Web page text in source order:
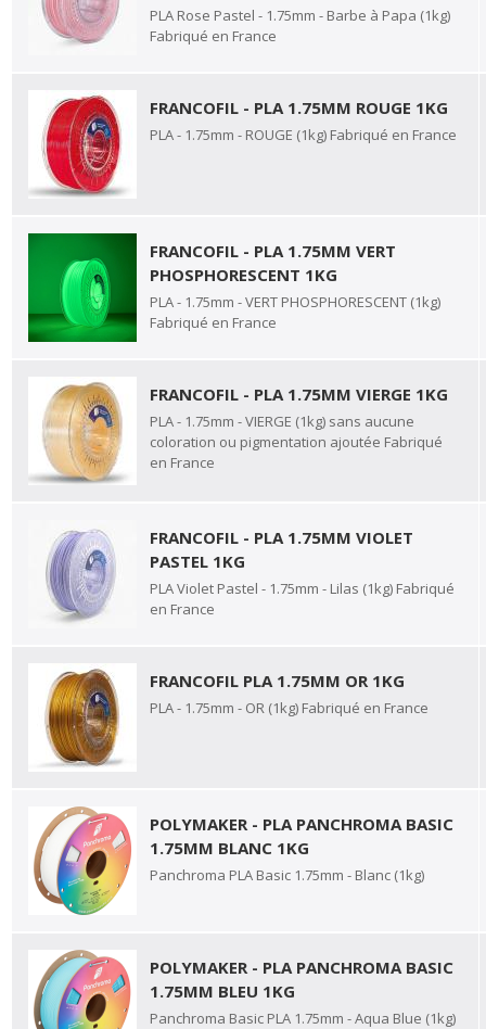
PLA Rose Pastel - 1.75mm - Barbe à Papa (1kg)
Fabriqué en France
FRANCOFIL - PLA 1.75MM ROUGE 1KG
PLA - 1.75mm - ROUGE (1kg) Fabriqué en France
FRANCOFIL - PLA 1.75MM VERT
PHOSPHORESCENT 1KG
PLA - 1.75mm - VERT PHOSPHORESCENT (1kg)
Fabriqué en France
FRANCOFIL - PLA 1.75MM VIERGE 1KG
PLA - 1.75mm - VIERGE (1kg) sans aucune
coloration ou pigmentation ajoutée Fabriqué
en France
FRANCOFIL - PLA 1.75MM VIOLET
PASTEL 1KG
PLA Violet Pastel - 1.75mm - Lilas (1kg) Fabriqué
en France
FRANCOFIL PLA 1.75MM OR 1KG
PLA - 1.75mm - OR (1kg) Fabriqué en France
POLYMAKER - PLA PANCHROMA BASIC
1.75MM BLANC 1KG
Panchroma PLA Basic 1.75mm - Blanc (1kg)
POLYMAKER - PLA PANCHROMA BASIC
1.75MM BLEU 1KG
Panchroma Basic PLA 1.75mm - Aqua Blue (1kg)